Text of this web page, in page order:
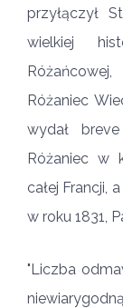
przyłączył
wielkiej
Różaniec
wydał
Różaniec w
całej Francji,
w roku 1831,
"Liczba